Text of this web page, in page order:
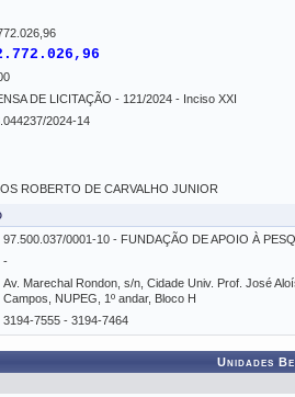
DE LICITAÇÃO - 121/2024 - Inciso XXI
2024-14
ROBERTO DE CARVALHO JUNIOR
97.500.037/0001-10 - FUNDAÇÃO DE APOIO À
-
Av. Marechal Rondon, s/n, Cidade Univ. Prof. José
Campos, NUPEG, 1º andar, Bloco H
3194-7555 - 3194-7464
Unidades